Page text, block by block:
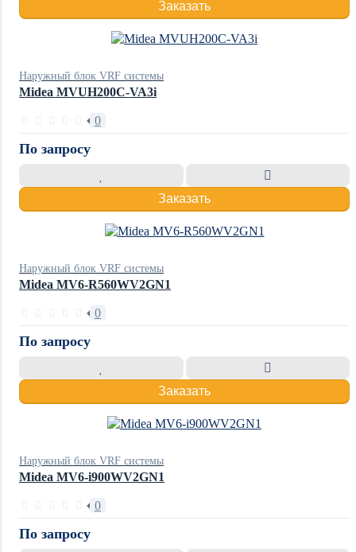
Заказать
Наружный блок VRF системы
Midea MVUH200C-VA3i
0
По запросу
Заказать
Наружный блок VRF системы
Midea MV6-R560WV2GN1
0
По запросу
Заказать
Наружный блок VRF системы
Midea MV6-i900WV2GN1
0
По запросу